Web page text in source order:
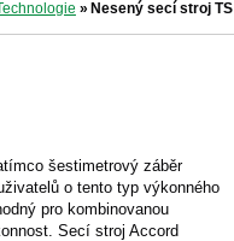
» Nesený secí stroj TS
šestimetrový záběr
o tento typ výkonného
pro kombinovanou
Secí stroj Accord